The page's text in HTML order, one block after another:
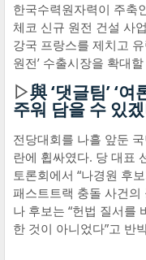
한국수력원자력이 주축
체코 신규 원전 건설 사
강국 프랑스를 제치고
원전’ 수출시장을 확대
▷與 ‘댓글팀’ ‘
주워 담을 수 있
전당대회를 나흘 앞둔
란에 휩싸였다. 당 대표
토론회에서 “나경원 후
패스트트랙 충돌 사건의
나 후보는 “헌법 질서를
한 것이 아니었다”고 반